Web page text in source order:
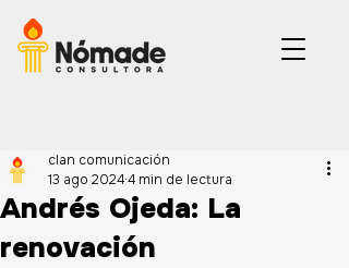
Andrés Ojeda: La
renovación
clan comunicación
13 ago 20244 min de lectura